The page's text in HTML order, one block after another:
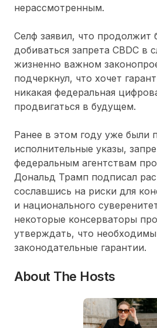
нерассмотренным.
Селф заявил, что продолжит
добиваться запрета CBDC в
жизненно важном
подчеркнул, что хочет
никакая федеральная
продвигаться в будущем.
Ранее в этом году уже были
исполнительные указы,
федеральным агентствам
Дональд Трамп подписал
сославшись на риски для
и национального
некоторые консерваторы
утверждать, что
законодательные гарантии.
About The Hosts